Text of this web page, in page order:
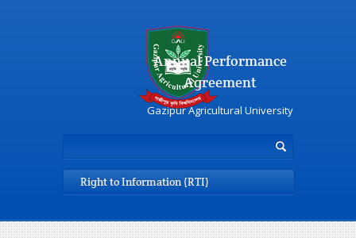
Annual Performance
Agreement
Gazipur Agricultural University
Right to Information (RTI)